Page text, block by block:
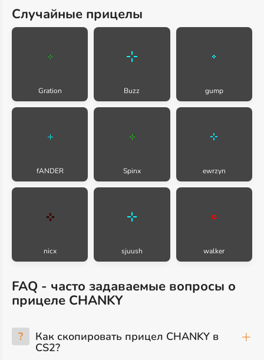
Случайные прицелы
Gration Buzz gump
fANDER Spinx ewrzyn
nicx sjuush walker
FAQ - часто задаваемые вопросы о
прицеле CHANKY
? Как скопировать прицел CHANKY в
CS2?